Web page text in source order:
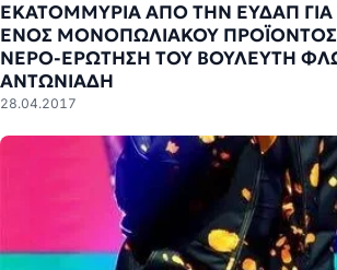
ΕΚΑΤΟΜΜΥΡΙΑ ΑΠΟ ΤΗΝ ΕΥΔΑΠ ΓΙΑ
ΕΝΟΣ ΜΟΝΟΠΩΛΙΑΚΟΥ ΠΡΟΪΟΝΤΟΣ
ΝΕΡΟ-ΕΡΩΤΗΣΗ ΤΟΥ ΒΟΥΛΕΥΤΗ
ΑΝΤΩΝΙΑΔΗ
28.04.2017